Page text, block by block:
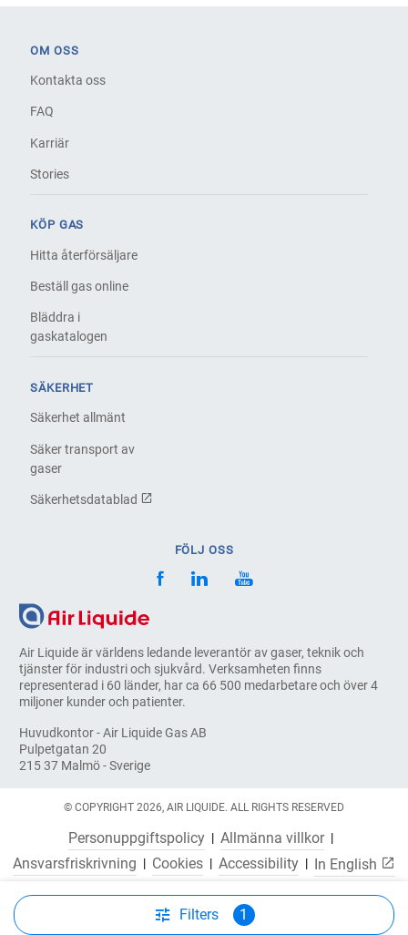
Filters 1
Air Liquide är världens ledande leverantör av gaser, teknik och
tjänster för industri och sjukvård. Verksamheten finns
representerad i 60 länder, har ca 66 500 medarbetare och över 4
miljoner kunder och patienter.
Huvudkontor - Air Liquide Gas AB
Pulpetgatan 20
215 37 Malmö - Sverige
OM OSS
Kontakta oss
FAQ
Karriär
Stories
KÖP GAS
Hitta återförsäljare
Beställ gas online
Bläddra i
gaskatalogen
SÄKERHET
Säkerhet allmänt
Säker transport av
gaser
Säkerhetsdatablad
FÖLJ OSS
© COPYRIGHT 2026, AIR LIQUIDE. ALL RIGHTS RESERVED
Personuppgiftspolicy
Allmänna villkor
Ansvarsfriskrivning
Cookies Accessibility In English